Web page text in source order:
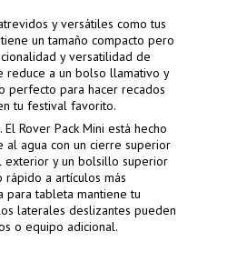
y versátiles como tus
un tamaño compacto pero
y versatilidad de
reduce a un bolso llamativo y
perfecto para hacer recados
tu festival favorito.
Rover Pack Mini está hecho
agua con un cierre superior
exterior y un bolsillo superior
rápido a artículos más
para tableta mantiene tu
laterales deslizantes pueden
o equipo adicional.